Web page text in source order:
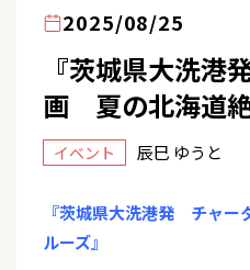
2025/08/25
『茨城県大洗
画 夏の北海道絶
イベント 辰巳 ゆうと
『茨城県大洗港発 チャ
ルーズ』